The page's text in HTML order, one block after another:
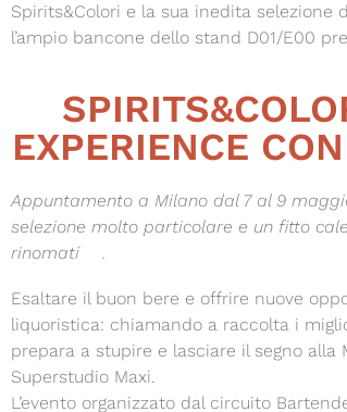
Spirits&Colori e la sua inedita
l’ampio bancone dello stand D01/E00
EXPERIENCE
Appuntamento a Milano dal 7 al 9
selezione molto particolare e un fitto
rinomati
.
Esaltare il buon bere e offrire nuove
liquoristica: chiamando a raccolta i
prepara a stupire e lasciare il segno alla
Superstudio Maxi.
L’evento organizzato dal circuito